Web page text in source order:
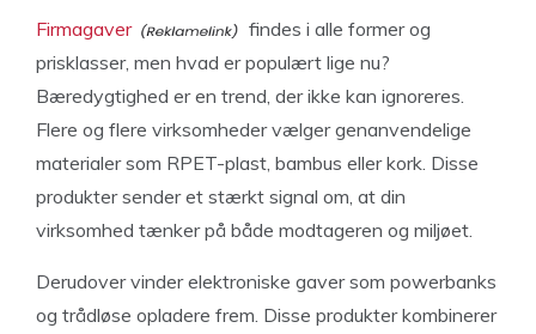
Firmagaver
findes i alle former og
prisklasser, men hvad er populært lige nu?
Bæredygtighed er en trend, der ikke kan ignoreres.
Flere og flere virksomheder vælger genanvendelige
materialer som RPET-plast, bambus eller kork. Disse
produkter sender et stærkt signal om, at din
virksomhed tænker på både modtageren og miljøet.
Derudover vinder elektroniske gaver som powerbanks
og trådløse opladere frem. Disse produkter kombinerer